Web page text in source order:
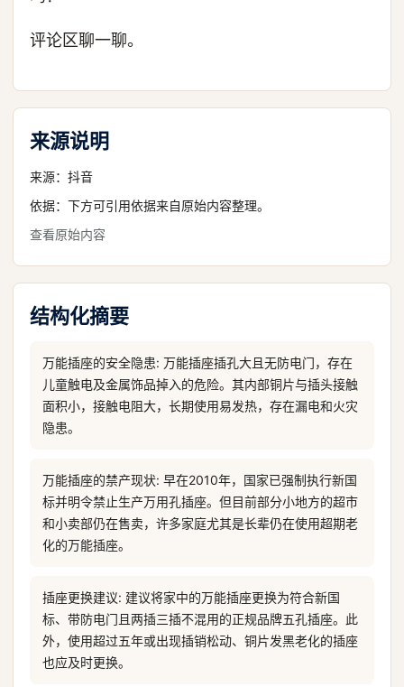
评论区聊一聊。
来源说明
来源： 抖音
依据：下方可引用依据来自原始内容整理。
查看原始内容
结构化摘要
万能插座的安全隐患: 万能插座插孔大且无防电门，存在
儿童触电及金属饰品掉入的危险。其内部铜片与插头接触
面积小，接触电阻大，长期使用易发热，存在漏电和火灾
隐患。
万能插座的禁产现状: 早在2010年，国家已强制执行新国
标并明令禁止生产万用孔插座。但目前部分小地方的超市
和小卖部仍在售卖，许多家庭尤其是长辈仍在使用超期老
化的万能插座。
插座更换建议: 建议将家中的万能插座更换为符合新国
标、带防电门且两插三插不混用的正规品牌五孔插座。此
外，使用超过五年或出现插销松动、铜片发黑老化的插座
也应及时更换。